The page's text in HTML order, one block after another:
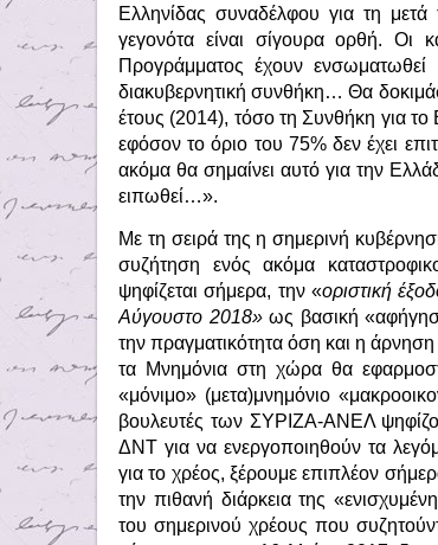
Ελληνίδας συναδέλφου για τη
γεγονότα είναι σίγουρα ορθή. Οι
Προγράμματος έχουν
διακυβερνητική συνθήκη… Θα
έτους (2014), τόσο τη Συνθήκη για το
εφόσον το όριο του 75% δεν έχει
ακόμα θα σημαίνει αυτό για την
ειπωθεί…».
Με τη σειρά της η σημερινή
συζήτηση ενός ακόμα
ψηφίζεται σήμερα, την «οριστική
Αύγουστο 2018»ως βασική
την πραγματικότητα όση και η
τα Μνημόνια στη χώρα θα
«μόνιμο» (μετα)μνημόνιο
βουλευτές των ΣΥΡΙΖΑ-ΑΝΕΛ
ΔΝΤ για να ενεργοποιηθούν τα
για το χρέος, ξέρουμε επιπλέον
την πιθανή διάρκεια της
του σημερινού χρέους που